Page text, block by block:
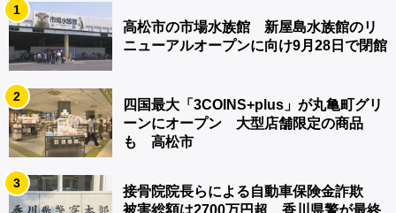
1
高松市の市場水族館 新屋島水族館のリ
ニューアルオープンに向け9月28日で閉館
2
四国最大「3COINS+plus」が丸亀町グリ
ーンにオープン 大型店舗限定の商品
も 高松市
3
接骨院院長らによる自動車保険金詐欺
被害総額は2700万円超 香川県警が最終